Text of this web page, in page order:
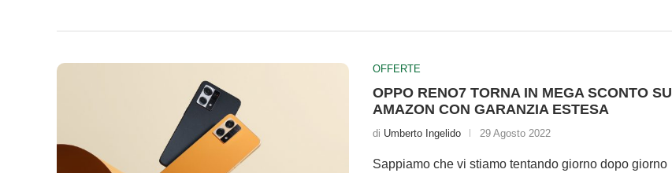
OFFERTE
OPPO RENO7 TORNA IN MEGA SCONTO SU
AMAZON CON GARANZIA ESTESA
di Umberto Ingelido 29 Agosto 2022
Sappiamo che vi stiamo tentando giorno dopo giorno